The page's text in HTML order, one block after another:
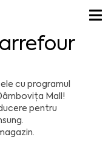
cu programul
Mall!
pentru